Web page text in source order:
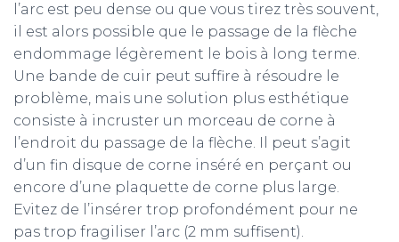
l’arc est peu dense ou que vous tirez très souvent,
il est alors possible que le passage de la flèche
endommage légèrement le bois à long terme.
Une bande de cuir peut suffire à résoudre le
problème, mais une solution plus esthétique
consiste à incruster un morceau de corne à
l’endroit du passage de la flèche. Il peut s’agit
d’un fin disque de corne inséré en perçant ou
encore d’une plaquette de corne plus large.
Evitez de l’insérer trop profondément pour ne
pas trop fragiliser l’arc (2 mm suffisent).